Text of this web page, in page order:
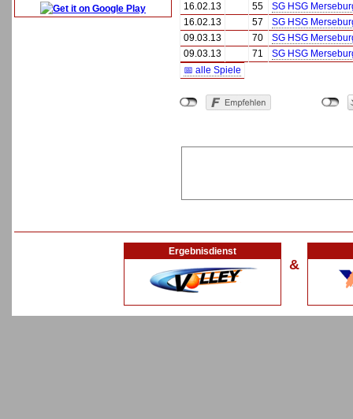
16.02.13
55
SG HSG
16.02.13
57
SG HSG
09.03.13
70
SG HSG
09.03.13
71
SG HSG
📅 alle Spiele
Ergebnisdienst
&